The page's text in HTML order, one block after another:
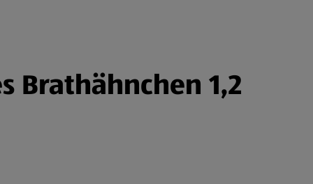
Brathähnchen 1,2